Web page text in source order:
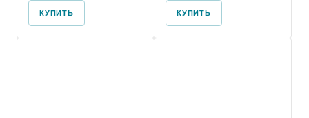
КУПИТЬ КУПИТЬ